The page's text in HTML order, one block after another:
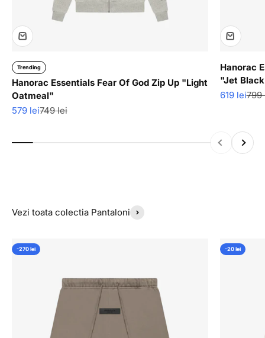
Trending
Hanorac Essentials Fear Of God Zip Up "Light
Oatmeal"
Pret redus
579 leiPret normal
749 lei
Hanorac
"Jet
Pret redus
619 lei799
InapoiInainte
Vezi toata colectia Pantaloni
-270 lei -20 lei